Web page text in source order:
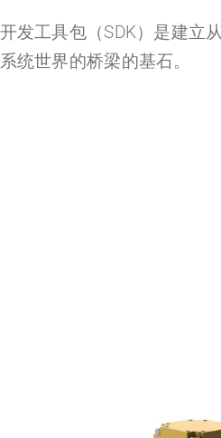
发工具包（SDK）是建立
统世界的桥梁的基石。